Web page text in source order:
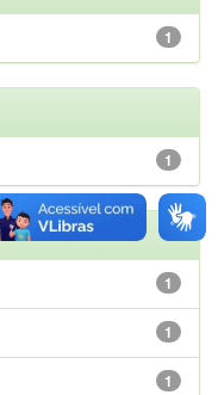
1
1
1
1
1